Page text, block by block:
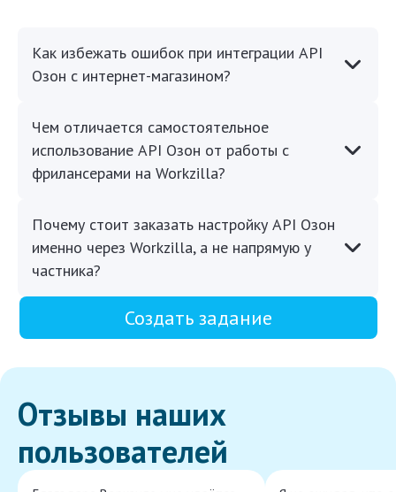
Как избежать ошибок при интеграции API
Озон с интернет-магазином?
Чем отличается самостоятельное
использование API Озон от работы с
фрилансерами на Workzilla?
Почему стоит заказать настройку API Озон
именно через Workzilla, а не напрямую у
частника?
Создать задание
Отзывы наших
пользователей